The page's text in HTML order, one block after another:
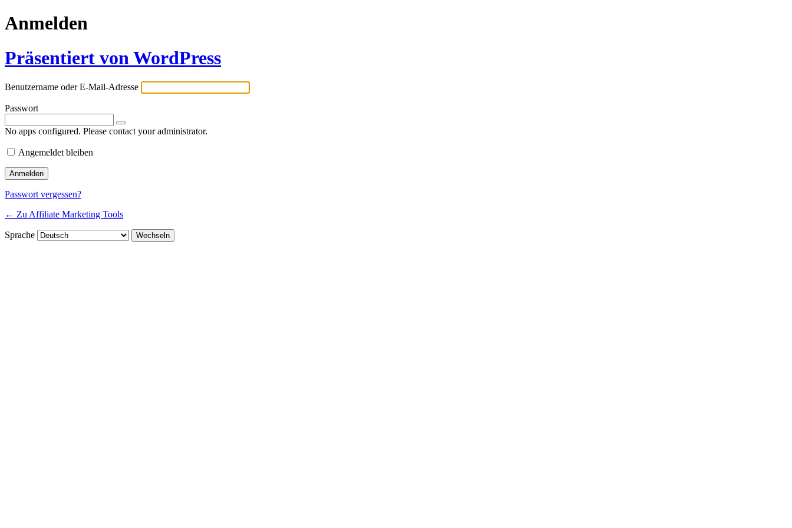
Anmelden
Präsentiert von WordPress
Benutzername oder E-Mail-Adresse
Passwort
No apps configured. Please contact your administrator.
Angemeldet bleiben
Passwort vergessen?
← Zu Affiliate Marketing Tools
Sprache